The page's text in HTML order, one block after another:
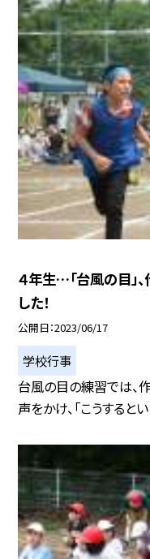
４年生…「台風の目」
した！
公開日 2023/06/17
学校行事
台風の目の練習では、
声をかけ、「こうすると